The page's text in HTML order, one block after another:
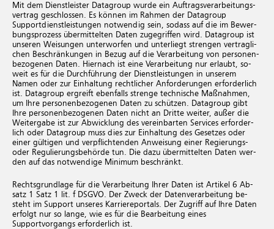
Mit dem Dienstleister Datagroup wurde ein Auf­trags­ver­ar­bei­tungs­
ver­trag geschlossen. Es können im Rah­men der Datagroup
Supportdienstleistungen notwendig sein, sodass auf die im Be­wer­
bungs­pro­zes­s über­mit­tel­ten Daten zugegriffen wird. Datagroup ist
un­se­ren Wei­sun­gen un­ter­wor­fen und un­ter­liegt stren­gen ver­trag­li­
chen Be­schrän­kun­gen in Bezug auf die Ver­ar­bei­tung von per­so­nen­
be­zo­ge­nen Daten. Hier­nach ist eine Ver­ar­bei­tung nur er­laubt, so­
weit es für die Durch­füh­rung der Dienst­leis­tun­gen in un­se­rem
Namen oder zur Ein­hal­tung recht­li­cher An­for­de­run­gen er­for­der­lich
ist. Datagroup er­greift eben­falls stren­ge tech­ni­sche Maß­nah­men,
um Ihre per­so­nen­be­zo­ge­nen Daten zu schüt­zen. Datagroup gibt
Ihre per­so­nen­be­zo­ge­nen Daten nicht an Drit­te wei­ter, außer die
Wei­ter­ga­be ist zur Ab­wick­lung des ver­ein­bar­ten Ser­vices er­for­der­
lich oder Datagroup muss dies zur Ein­hal­tung des Ge­set­zes oder
einer gül­ti­gen und ver­pflich­ten­den An­wei­sung einer Re­gie­rungs-
oder Re­gu­lie­rungs­be­hör­de tun. Die dazu über­mit­tel­ten Daten wer­
den auf das not­wen­di­ge Mi­ni­mum be­schränkt.
Rechts­grund­la­ge für die Ver­ar­bei­tung Ihrer Daten ist Ar­ti­kel 6 Ab­
satz 1 Satz 1 lit. f DSGVO. Der Zweck der Da­ten­ver­ar­bei­tung be­
steht im Support un­se­res Kar­rie­re­por­tals. Der Zugriff auf Ihre Daten
erfolgt nur so lange, wie es für die Bearbeitung eines
Supportvorgangs er­for­der­lich ist.